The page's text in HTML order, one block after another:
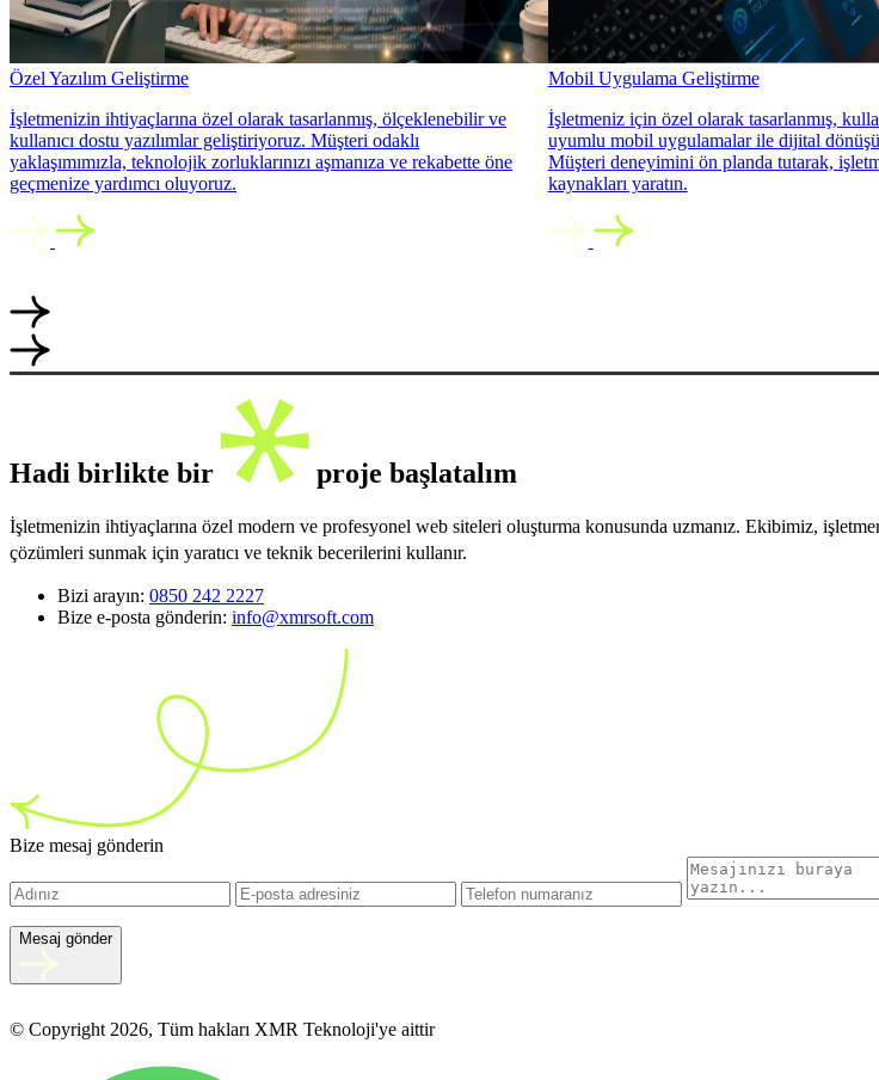
Özel Yazılım Geliştirme
İşletmenizin ihtiyaçlarına özel olarak tasarlanmış, ölçeklenebilir ve
kullanıcı dostu yazılımlar geliştiriyoruz. Müşteri odaklı
yaklaşımımızla, teknolojik zorluklarınızı aşmanıza ve rekabette öne
geçmenize yardımcı oluyoruz.
Mobil Uygulama Geliştirme
İşletmeniz için özel olarak tasarlanmış,
uyumlu mobil uygulamalar ile dijital
Müşteri deneyimini ön planda tutarak,
kaynakları yaratın.
Hadi birlikte bir proje başlatalım
İşletmenizin ihtiyaçlarına özel modern ve profesyonel web siteleri oluşturma konusunda uzmanız. Ekibimiz,
çözümleri sunmak için yaratıcı ve teknik becerilerini kullanır.
Bizi arayın: 0850 242 2227
Bize e-posta gönderin: info@xmrsoft.com
Bize mesaj gönderin
Mesaj gönder
© Copyright 2026, Tüm hakları XMR Teknoloji'ye aittir